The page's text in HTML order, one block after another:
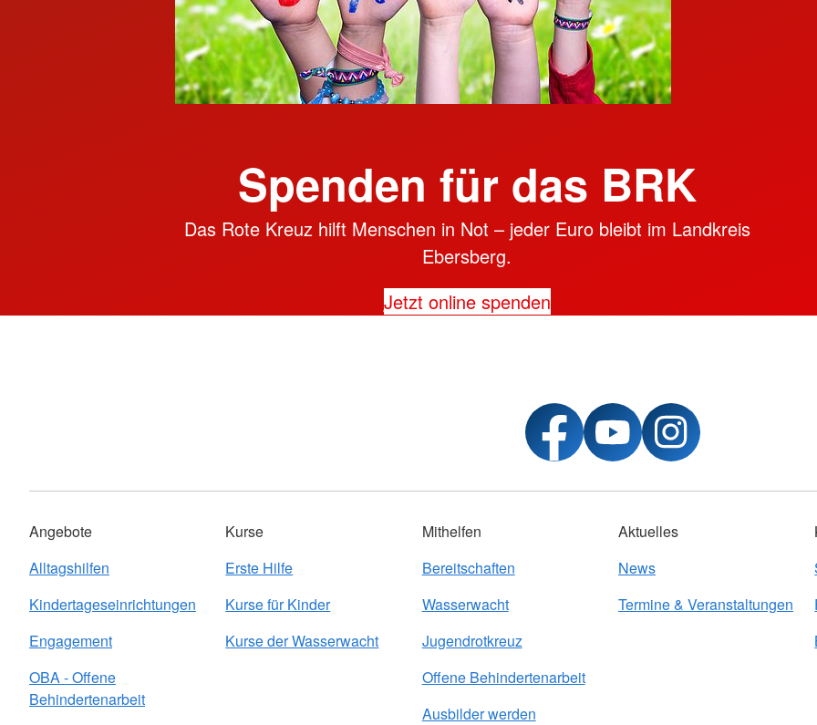
Spenden für das BRK
Das Rote Kreuz hilft Menschen in Not – jeder Euro bleibt im Landkreis
Ebersberg.
Jetzt online spenden
Angebote
Alltagshilfen
Kindertageseinrichtungen
Engagement
OBA - Offene
Behindertenarbeit
Kurse
Erste Hilfe
Kurse für Kinder
Kurse der Wasserwacht
Mithelfen
Bereitschaften
Wasserwacht
Jugendrotkreuz
Offene Behindertenarbeit
Ausbilder werden
Aktuelles
News
Termine & Veranstaltungen